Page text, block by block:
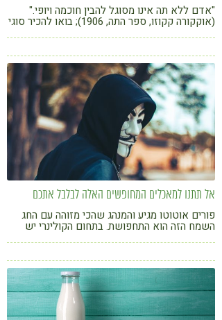
"אדם ללא תה אינו מסוגל להבין חוכמה ויופי."
(אוקקורה קקוזו, ספר התה, 1906); בואו להכיר סוגי
תה חדשים ולהבין מהם הערכים התזונתיים של
התה
אל תתנו למאכלים המחופשים האלה לבלבל אתכם
פורים אוטוטו מגיע והמנהג שהכי מזוהה עם החג
השמח הזה הוא התחפושת. בתחום הקולינרי יש
הזמן להסיר מעליהם את המסווה הבריאותי/ המזיק
ולחשוף את פרצופם האמיתי